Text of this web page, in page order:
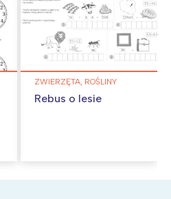
ZWIERZĘTA, ROŚLINY
Rebus o lesie